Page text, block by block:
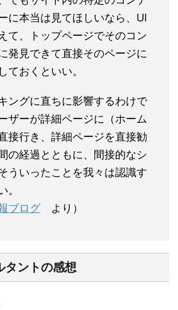
に本当は見てほしいなら、UI
て、トップページでそのコン
発見できて直接そのページに
ておくといい。
ングに直ちに影響するわけで
ザーが詳細ページに（ホーム
接行き、詳細ページを直接勧
の経過とともに、間接的なシ
ういったことを我々は認識す
。
ブログより）
タントの感想